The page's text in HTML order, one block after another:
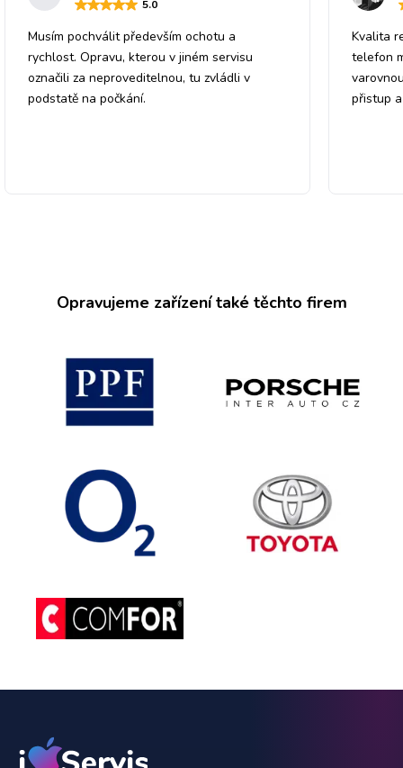
5.0
Musím pochválit především ochotu a
rychlost. Opravu, kterou v jiném servisu
označili za neproveditelnou, tu zvládli v
podstatě na počkání.
Kvalita
telefon
přistup
Opravujeme zařízení také těchto firem